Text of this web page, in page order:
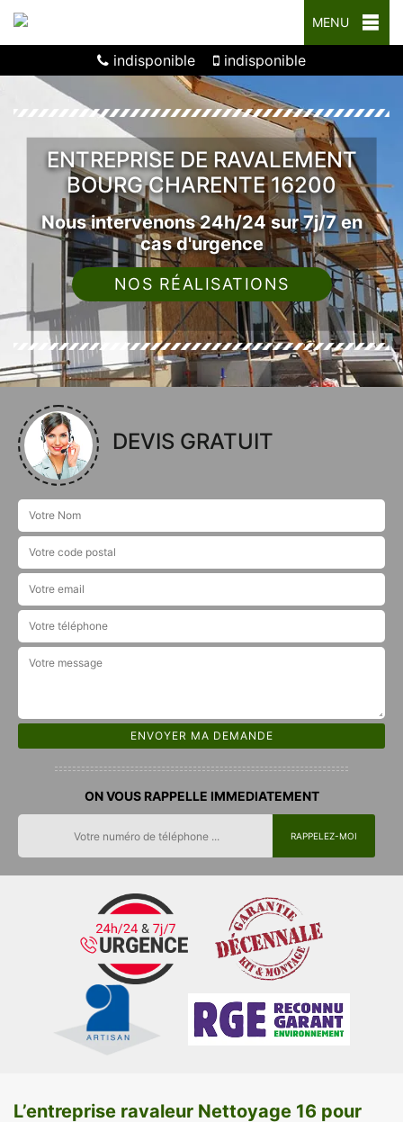
MENU
indisponible indisponible
ENTREPRISE DE RAVALEMENT
BOURG CHARENTE 16200
Nous intervenons 24h/24 sur 7j/7 en
cas d'urgence
NOS RÉALISATIONS
DEVIS GRATUIT
ON VOUS RAPPELLE IMMEDIATEMENT
L’entreprise ravaleur Nettoyage 16 pour